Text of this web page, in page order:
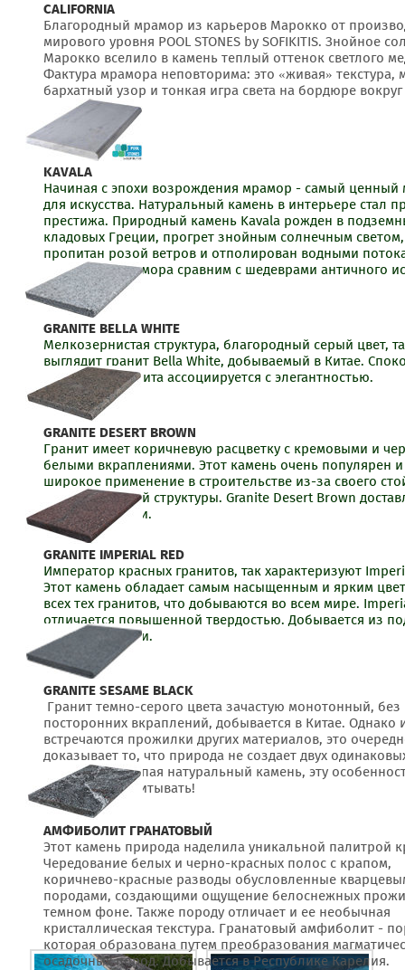
CALIFORNIA
Благородный мрамор из карьеров Марокко от
мирового уровня POOL STONES by SOFIKITIS. Знойное
Марокко вселило в камень теплый оттенок светлого
Фактура мрамора неповторима: это «живая» текстура,
бархатный узор и тонкая игра света на бордюре
глади воды.
KAVALA
Начиная с эпохи возрождения мрамор - самый ценный
для искусства. Натуральный камень в интерьере стал
престижа. Природный камень Kavala рожден в
кладовых Греции, прогрет знойным солнечным светом,
пропитан розой ветров и отполирован водными
бордюр из мрамора сравним с шедеврами античного
GRANITE BELLA WHITE
Мелкозернистая структура, благородный серый цвет,
выглядит гранит Bella White, добываемый в Китае.
цвет этого гранита ассоциируется с элегантностью.
GRANITE DESERT BROWN
Гранит имеет коричневую расцветку с кремовыми и
белыми вкраплениями. Этот камень очень популярен
широкое применение в строительстве из-за своего
цвета и прочной структуры. Granite Desert Brown
карьеров Индии.
GRANITE IMPERIAL RED
Император красных гранитов, так характеризуют
Этот камень обладает самым насыщенным и ярким
всех тех гранитов, что добываются во всем мире.
отличается повышенной твердостью. Добывается из
кладовых Индии.
GRANITE SESAME BLACK
Гранит темно-серого цвета зачастую монотонный, без
посторонних вкраплений, добывается в Китае. Однако
встречаются прожилки других материалов, это
доказывает то, что природа не создает двух
рисунков. Покупая натуральный камень, эту
необходимо учитывать!
АМФИБОЛИТ ГРАНАТОВЫЙ
Этот камень природа наделила уникальной палитрой
Чередование белых и черно-красных полос с крапом,
коричнево-красные разводы обусловленные
породами, создающими ощущение белоснежных
темном фоне. Также породу отличает и ее необычная
кристаллическая текстура. Гранатовый амфиболит -
которая образована путем преобразования
осадочных пород. Добывается в Республике Карелия.